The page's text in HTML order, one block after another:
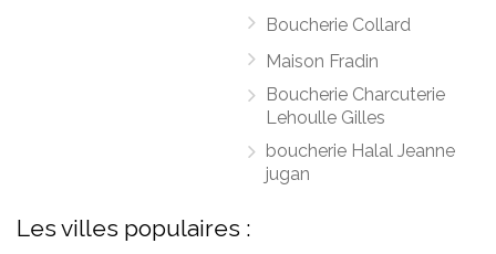
Boucherie Collard
Maison Fradin
Boucherie Charcuterie
Lehoulle Gilles
boucherie Halal Jeanne
jugan
Les villes populaires :